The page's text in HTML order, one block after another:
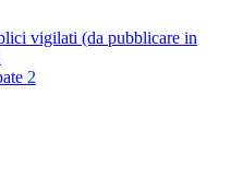
vigilati (da pubblicare in
2